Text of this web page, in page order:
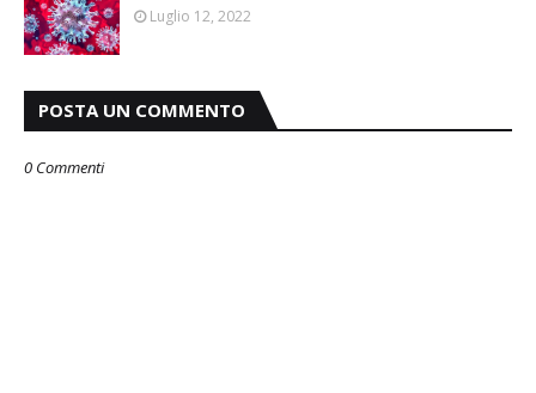
Luglio 12, 2022
POSTA UN COMMENTO
0 Commenti